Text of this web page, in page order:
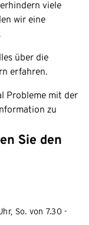
viele
wir eine
über die
erfahren.
Probleme mit der
zu
Sie den
So. von 7.30 -